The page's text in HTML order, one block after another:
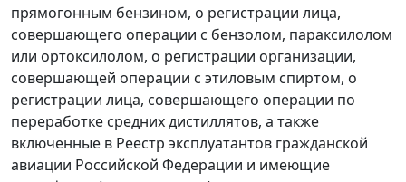
прямогонным бензином, о регистрации лица,
совершающего операции с бензолом, параксилолом
или ортоксилолом, о регистрации организации,
совершающей операции с этиловым спиртом, о
регистрации лица, совершающего операции по
переработке средних дистиллятов, а также
включенные в Реестр эксплуатантов гражданской
авиации Российской Федерации и имеющие